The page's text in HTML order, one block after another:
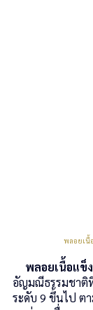
พลอยเนื้อ
พลอยเนื้อแข็
อัญมณีธรรมชาติ
ระดับ 9 ขึ้นไป ต